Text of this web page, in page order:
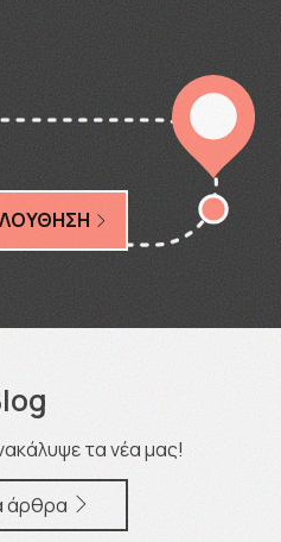
τα νέα μας!
άρθρα